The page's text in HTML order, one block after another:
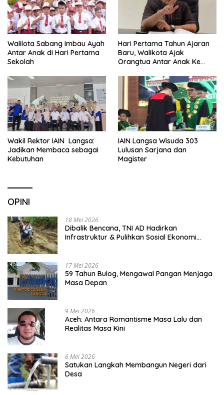
Walilota Sabang Imbau Ayah
Antar Anak di Hari Pertama
Sekolah
Hari Pertama Tahun Ajaran
Baru, Walikota Ajak
Orangtua Antar Anak Ke
Wakil Rektor IAIN Langsa:
Jadikan Membaca sebagai
Kebutuhan
IAIN Langsa Wisuda 303
Lulusan Sarjana dan
Magister
OPINI
18 Mei 2026
Dibalik Bencana, TNI AD Hadirkan
Infrastruktur & Pulihkan Sosial Ekonomi
17 Mei 2026
59 Tahun Bulog, Mengawal Pangan Menjaga
Masa Depan
9 Mei 2026
Aceh: Antara Romantisme Masa Lalu dan
Realitas Masa Kini
6 Mei 2026
Satukan Langkah Membangun Negeri dari
Desa